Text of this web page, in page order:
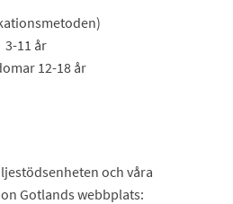
11 år
12-18 år
och våra
Gotlands webbplats: